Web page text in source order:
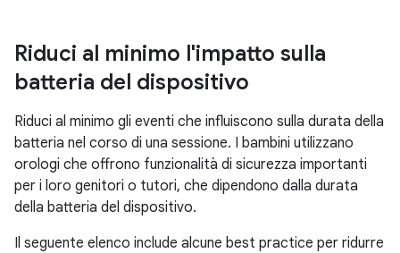
Riduci al minimo l'impatto sulla
batteria del dispositivo
Riduci al minimo gli eventi che influiscono sulla durata della
batteria nel corso di una sessione. I bambini utilizzano
orologi che offrono funzionalità di sicurezza importanti
per i loro genitori o tutori, che dipendono dalla durata
della batteria del dispositivo.
Il seguente elenco include alcune best practice per ridurre